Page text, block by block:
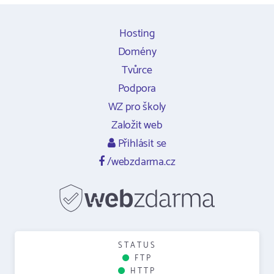
Hosting
Domény
Tvůrce
Podpora
WZ pro školy
Založit web
Přihlásit se
/webzdarma.cz
STATUS
FTP
HTTP